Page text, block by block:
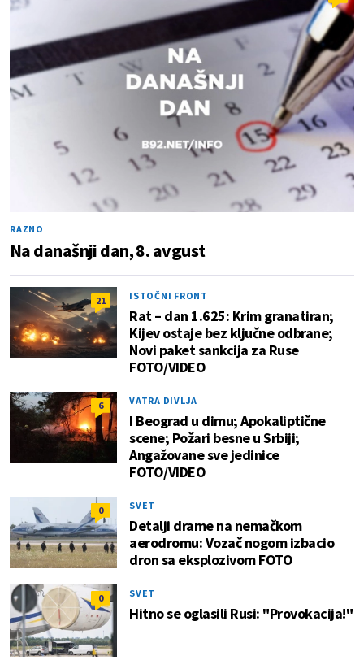
RAZNO
Na današnji dan, 8. avgust
21 ISTOČNI FRONT
Rat – dan 1.625: Krim granatiran;
Kijev ostaje bez ključne odbrane;
Novi paket sankcija za Ruse
FOTO/VIDEO
6 VATRA DIVLJA
I Beograd u dimu; Apokaliptične
scene; Požari besne u Srbiji;
Angažovane sve jedinice
FOTO/VIDEO
0 SVET
Detalji drame na nemačkom
aerodromu: Vozač nogom izbacio
dron sa eksplozivom FOTO
0 SVET
Hitno se oglasili Rusi: "Provokacija!"